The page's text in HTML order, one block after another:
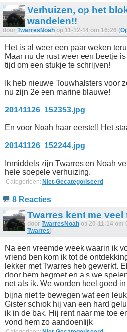
Verhuizen, op het
wandelen!!
door TwarresNoah op 11-12-14 om 16:26 (
Het is al weer een paar weken
Maar nu de rust weer een beetje
tijd om een stukje te schrijven!
Ik heb nieuwe Touwhalsters voor
nu zijn 2e een marine blauwe!
20141126_152353.jpg
En voor Noah haar eerste!! Het
20141126_152244.jpg
Inmiddels zijn Twarres en Noah
hele soepele verhuizing.
Categorieën: Niet-Gecategoriseerd
8 Reacties
Twarres kent me veel
door TwarresNoah op 20-11-14 om
Twarres)
Na een vreemde week waarin ik
vriend ben kom ik tot de
lekker met Twarres heb gewerkt.
door hem begroet en als we
net als ik. We worden heel goed
bijna niet te bewegen wat een
Gister schrok hij van een hard
ik in de bak. Hij rent naar me toe
vond hem zo aandoenlijk